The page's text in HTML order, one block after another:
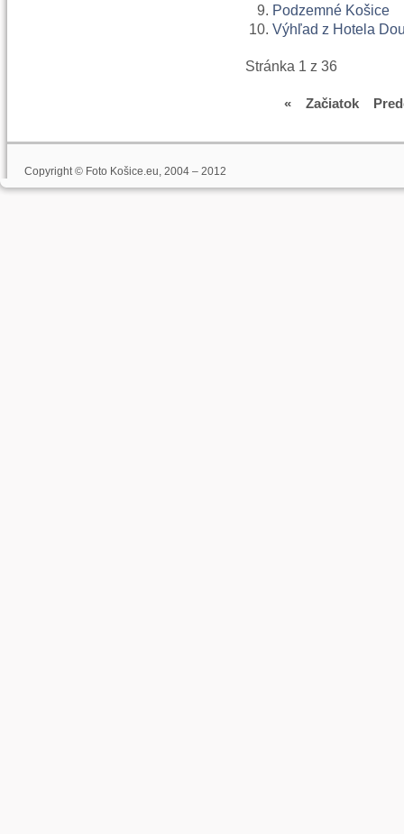
Podzemné Košice
Výhľad z Hotela
Stránka 1 z 36
« Začiatok
Copyright © Foto Košice.eu, 2004 – 2012